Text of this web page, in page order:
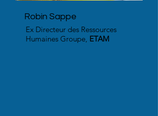
Robin Sappe
Ex Directeur des Ressources
Humaines Groupe, ETAM